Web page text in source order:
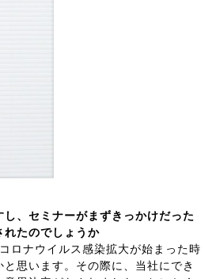
、セミナーがまずきっかけだった
れたのでしょうか
ロナウイルス感染拡大が始まった時
思います。その際に、当社にでき